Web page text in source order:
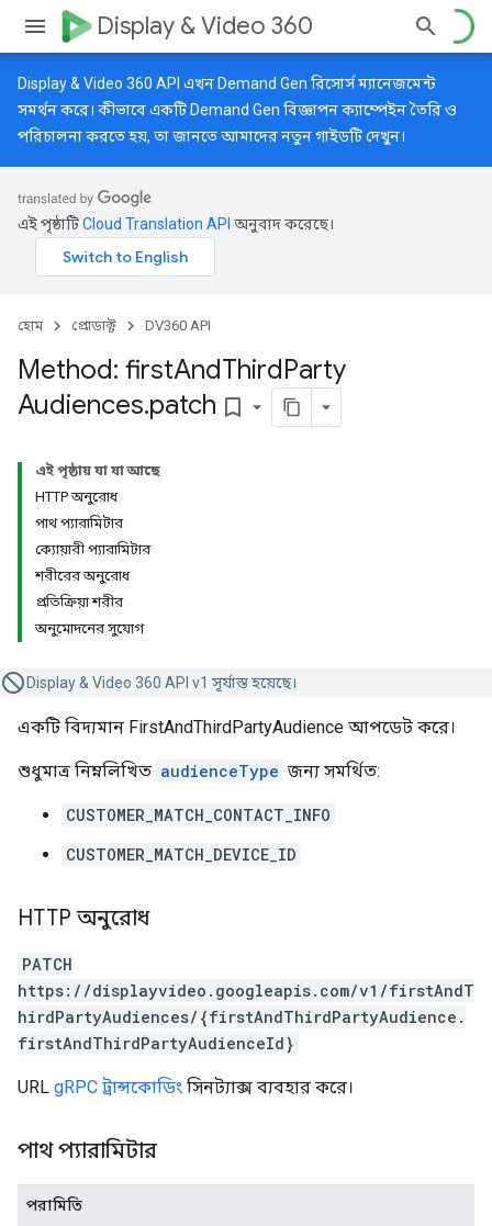
Display & Video 360
Display & Video 360 API এখন Demand Gen রিসোর্স ম্যানেজমেন্ট
সমর্থন করে। কীভাবে একটি Demand Gen বিজ্ঞাপন ক্যাম্পেইন তৈরি ও
পরিচালনা করতে হয়, তা জানতে আমাদেরনতুন গাইডটিদেখুন।
এই পৃষ্ঠাটিCloud Translation API অনুবাদ করেছে।
হোম প্রোডাক্ট DV360 API
Method: firstAndThirdParty
Audiences.patch bookmark_border
এই পৃষ্ঠায় যা যা আছে
HTTP অনুরোধ
পাথ প্যারামিটার
ক্যোয়ারী প্যারামিটার
শরীরের অনুরোধ
প্রতিক্রিয়া শরীর
অনুমোদনের সুযোগ
Display & Video 360 API v1 সূর্যাস্ত হয়েছে।
একটি বিদ্যমান FirstAndThirdPartyAudience আপডেট করে।
শুধুমাত্র নিম্নলিখিত audienceType জন্য সমর্থিত:
CUSTOMER_MATCH_CONTACT_INFO
CUSTOMER_MATCH_DEVICE_ID
HTTP অনুরোধ
PATCH
https://displayvideo.googleapis.com/v1/firstAndT
hirdPartyAudiences/{firstAndThirdPartyAudience.
firstAndThirdPartyAudienceId}
URL gRPC ট্রান্সকোডিং সিনট্যাক্স ব্যবহার করে।
পাথ প্যারামিটার
পরামিতি